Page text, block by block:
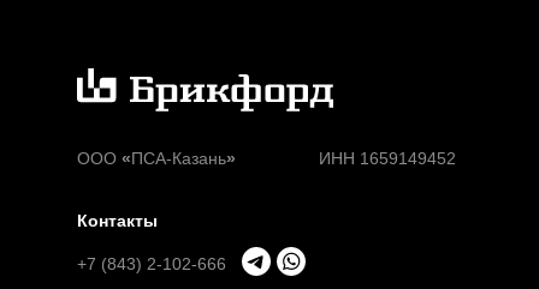
ИНН 1659149452
Контакты
+7 (843) 2-102-666
ООО «ПСА-Казань»